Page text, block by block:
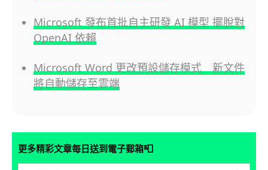
Microsoft 發布首批自主研發 AI 模型 擺脫對
OpenAI 依賴
Microsoft Word 更改預設儲存模式 新文件
將自動儲存至雲端
更多精彩文章每日送到電子郵箱📮